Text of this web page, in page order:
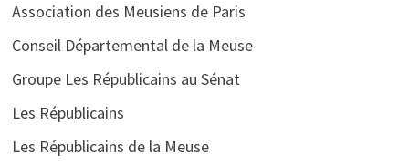
Association des Meusiens de Paris
Conseil Départemental de la Meuse
Groupe Les Républicains au Sénat
Les Républicains
Les Républicains de la Meuse